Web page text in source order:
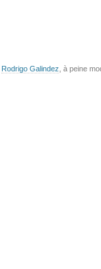
Rodrigo Galindez , à peine